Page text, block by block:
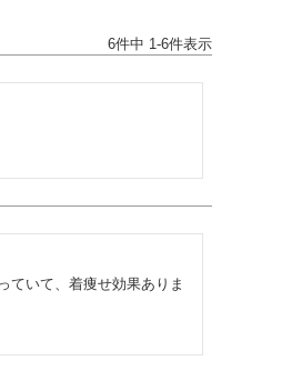
6件中 1 -6件表示
ていて、着痩せ効果ありま